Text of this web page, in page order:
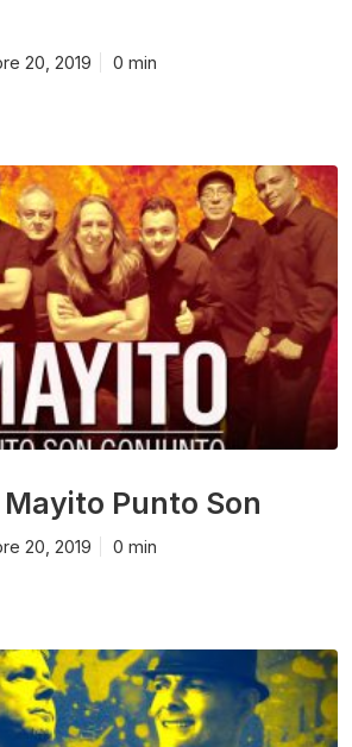
20, 2019 0 min
Punto Son
20, 2019 0 min